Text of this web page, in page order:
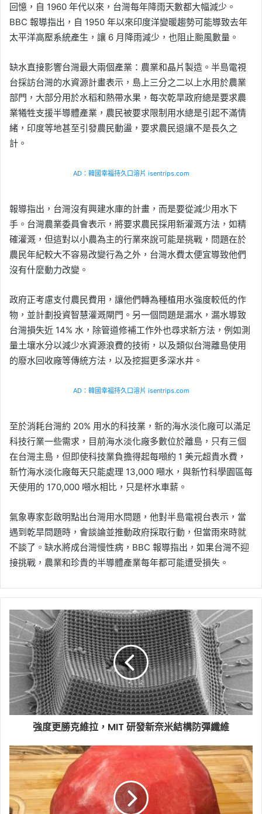
回憶，自 1960 年代以來，台灣每年降雨天數都大幅減少。
BBC 報導指出，自 1950 年以來印度洋變暖趨勢可能導致去年
太平洋高壓系統產生，讓 6 月降雨減少，也阻止颱風數量。
缺水直接影響台灣最大兩個產業：農業和晶片製造。半島電視
台採訪台灣的水資源計畫表示，島上三分之二以上水用於農業
部門，大部分用於水稻和熱帶水果，每次乾旱政府總是要求農
業犧牲支援半導體產業，農民被要求限制用水總是引起不滿情
緒，印度等地甚至引發農民動盪，要求農民退讓不是長久之
計。
AD：韓國幸福持久口溶片 isentrips.com
報導指出，台灣沒有興建水庫的計畫，而是要從減少用水下
手。台灣農業委員會表示，將要求農民採用新灌溉方法，如精
確灌溉，但這對以小農為主的行業來說可能是挑戰，問題在於
農民年紀較大不容易改變行為之外，台灣水費太便宜導致他們
沒有什麼動力改變。
政府正考慮支付農民費用，讓他們轉為種植用水強度較低的作
物，並計劃投資智慧灌溉閘門。另一個問題是漏水，漏水導致
台灣損失近 14% 水，除管道修補工作外也尋求新方法，例如測
量土壤水分以減少水資源浪費的技術，以及類似台灣離島使用
的廢水回收廠等傳統方法，以及挖掘更多深水井。
AD：韓國幸福持久口溶片 isentrips.com
至於消耗台灣約 20% 用水的科技業，新的海水淡化廠可以滿足
科技行業一些需求，目前海水淡化廠多數位於離島，只有三個
在台灣主島，但即使科技業負擔得起每噸約 1 美元超貴水費，
新竹海水淡化廠每天只能處理 13,000 噸水，與新竹科學園區每
天使用的 170,000 噸水相比，只是杯水車薪。
氣象專家彭啟明點出台灣用水問題，他對半島電視台表示，當
遇到乾旱問題時，會談論並推動政府採取行動，但當雨來時就
不談了。缺水將成台灣慢性病，BBC 報導指出，如果台灣不迎
接挑戰，農業和珍貴的半導體產業每年都可能遭受損失。
強度更勝克維拉，MIT 研發新奈米結構防彈纖維